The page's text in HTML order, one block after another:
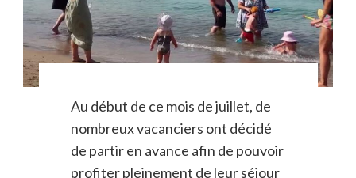
Au début de ce mois de juillet, de
nombreux vacanciers ont décidé
de partir en avance afin de pouvoir
profiter pleinement de leur séjour